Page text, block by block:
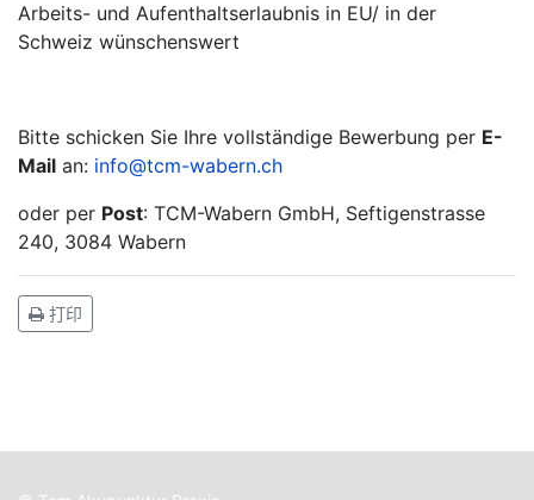
Arbeits- und Aufenthaltserlaubnis in EU/ in der
Schweiz wünschenswert
Bitte schicken Sie Ihre vollständige Bewerbung per E-
Mail an: info@tcm-wabern.ch
oder per Post: TCM-Wabern GmbH, Seftigenstrasse
240, 3084 Wabern
打印